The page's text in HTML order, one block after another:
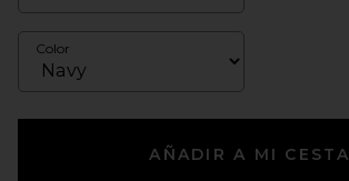
Color
AÑADIR A MI CESTA